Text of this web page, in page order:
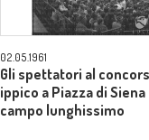
02.05.1961
Gli spettatori al
ippico a Piazza di Siena
campo lunghissimo